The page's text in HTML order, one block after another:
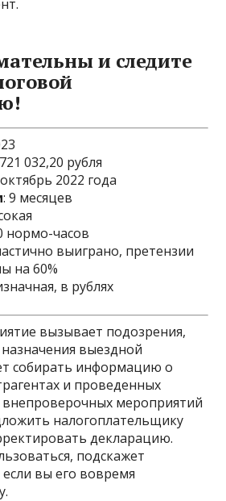
и следите
032,20 рубля
2022 года
: 9 месяцев
нормо-часов
выиграно, претензии
на 60%
в рублях
вызывает подозрения,
выездной
собирать информацию о
и проведенных
внепроверочных мероприятий
налогоплательщику
декларацию.
подскажет
вы его вовремя